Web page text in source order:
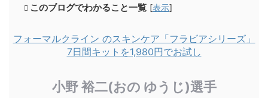
このブログでわかること一覧 [表示]
フォーマルクライン のスキンケア「フラビアシリーズ」
7日間キットを1,980円でお試し
小野 裕二(おの ゆうじ)選手